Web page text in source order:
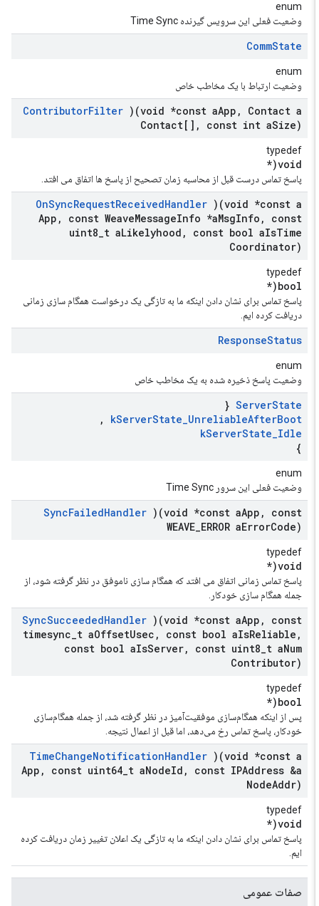
enum
وضعیت فعلی این سرویس گیرنده Time Sync
CommState
enum
وضعیت ارتباط با یک مخاطب خاص
ContributorFilter )(void *const aApp
Contact a
Contact[]
const int aSize)
typedef
void(*
پاسخ تماس درست قبل از محاسبه زمان تصحیح از پاسخ ها اتفاق می افتد.
OnSyncRequestReceivedHandler )(void *const a
App
const WeaveMessageInfo *aMsgInfo
const
uint8 _ t aLikelyhood const bool aIsTime
Coordinator)
typedef
bool(*
پاسخ تماس برای نشان دادن اینکه ما به تازگی یک درخواست همگام سازی زمانی
دریافت کرده ایم.
ResponseStatus
enum
وضعیت پاسخ ذخیره شده به یک مخاطب خاص
ServerState
{
kServerState_UnreliableAfterBoot
kServerState_Idle
enum
وضعیت فعلی این سرور Time Sync
SyncFailedHandler )(void *const aApp
const
WEAVE _ERROR aErrorCode)
typedef
void(*
پاسخ تماس زمانی اتفاق می افتد که همگام سازی ناموفق در نظر گرفته شود، از
جمله همگام سازی خودکار.
SyncSucceededHandler )(void *const aApp
const
timesync _ t aOffsetUsec const bool aIsReliable
const bool aIsServer const uint8 _ t aNum
Contributor)
typedef
bool(*
پس از اینکه همگام‌سازی موفقیت‌آمیز در نظر گرفته شد، از جمله همگام‌سازی
خودکار، پاسخ تماس رخ می‌دهد، اما قبل از اعمال نتیجه.
TimeChangeNotificationHandler )(void *const a
App
const uint64 _ t aNodeId
const IPAddress &a
NodeAddr)
typedef
void(*
پاسخ تماس برای نشان دادن اینکه ما به تازگی یک اعلان تغییر زمان دریافت کرده
ایم.
صفات عمومی